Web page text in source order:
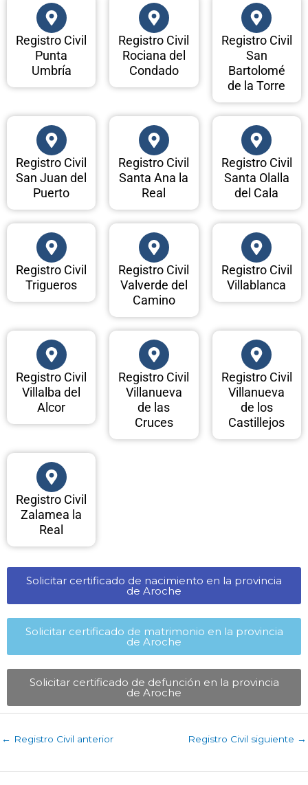
Registro Civil
Punta
Umbría
Registro Civil
Rociana del
Condado
Registro Civil
San
Bartolomé
de la Torre
Registro Civil
San Juan del
Puerto
Registro Civil
Santa Ana la
Real
Registro Civil
Santa Olalla
del Cala
Registro Civil
Trigueros
Registro Civil
Valverde del
Camino
Registro Civil
Villablanca
Registro Civil
Villalba del
Alcor
Registro Civil
Villanueva
de las
Cruces
Registro Civil
Villanueva
de los
Castillejos
Registro Civil
Zalamea la
Real
Solicitar certificado de nacimiento en la provincia
de Aroche​
Solicitar certificado de matrimonio en la provincia
de Aroche​
Solicitar certificado de defunción en la provincia
de Aroche​
← Registro Civil anterior Registro Civil siguiente →